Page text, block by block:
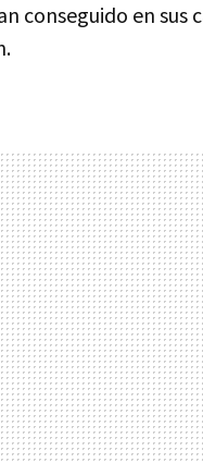
conseguido en sus